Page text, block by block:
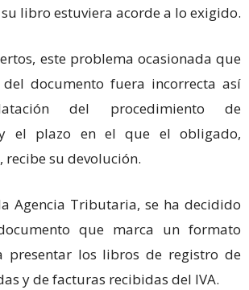
libro estuviera acorde a lo exigido.
este problema ocasionada que
documento fuera incorrecta así
del procedimiento de
y el plazo en el que el obligado,
recibe su devolución.
Agencia Tributaria, se ha decidido
que marca un formato
presentar los libros de registro de
y de facturas recibidas del IVA.